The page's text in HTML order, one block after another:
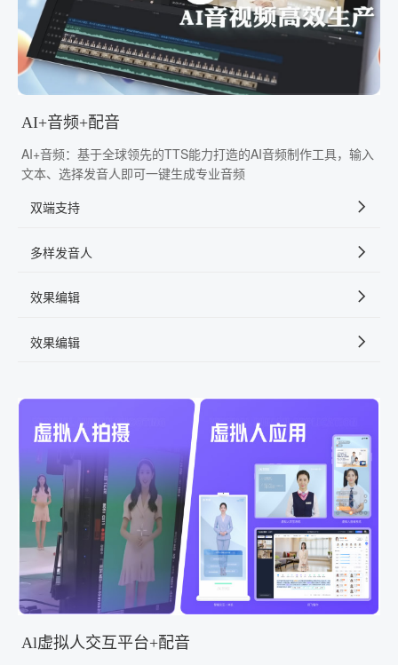
AI+音频+配音
AI+音频：基于全球领先的TTS能力打造的AI音频制作工具，输入
文本、选择发音人即可一键生成专业音频
双端支持
多样发音人
效果编辑
效果编辑
Al虚拟人交互平台+配音